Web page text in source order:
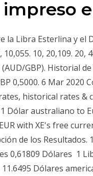
la Libra Esterlina y el
10,055. 10, 20,109.
GBP). Historial
0,5000. 6 Mar
historical rates &
Dólar australiano to
with XE's free
de los Resultados.
0,61809 Dólares 1
Dólares